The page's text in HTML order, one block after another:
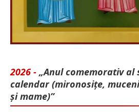
2026 - „Anul comemorativ
calendar (mironosițe,
și mame)”